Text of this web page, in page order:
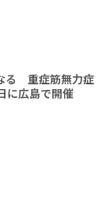
る 重症筋無力症
に広島で開催